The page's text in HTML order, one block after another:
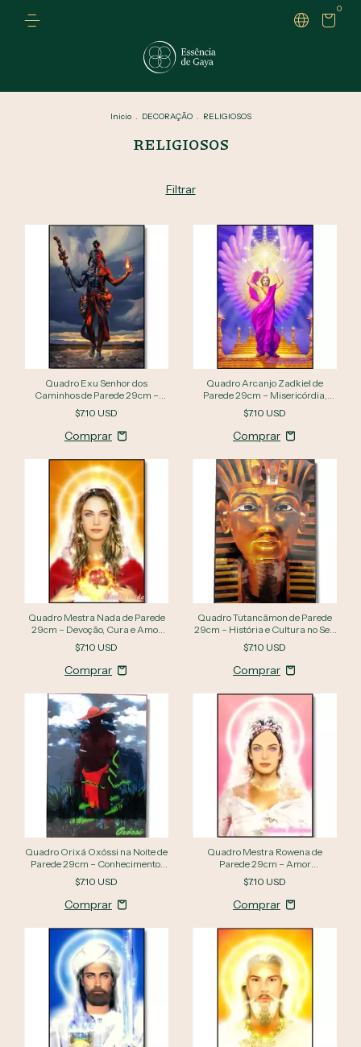
0
Inicio . DECORAÇÃO . RELIGIOSOS
RELIGIOSOS
Filtrar
Quadro Exu Senhor dos
Caminhos de Parede 29cm –
Energia, Movimento e Conexão
$7.10 USD
Quadro Arcanjo Zadkiel de
Parede 29cm – Misericórdia,
Sabedoria e Libertação
$7.10 USD
Quadro Mestra Nada de Parede
29cm – Devoção, Cura e Amor
Incondicional
$7.10 USD
Quadro Tutancâmon de Parede
29cm – História e Cultura no Seu
Espaço
$7.10 USD
Quadro Orixá Oxóssi na Noite de
Parede 29cm – Conhecimento,
Proteção e Força da Natureza
$7.10 USD
Quadro Mestra Rowena de
Parede 29cm – Amor
Incondicional, Beleza e Harmonia
$7.10 USD